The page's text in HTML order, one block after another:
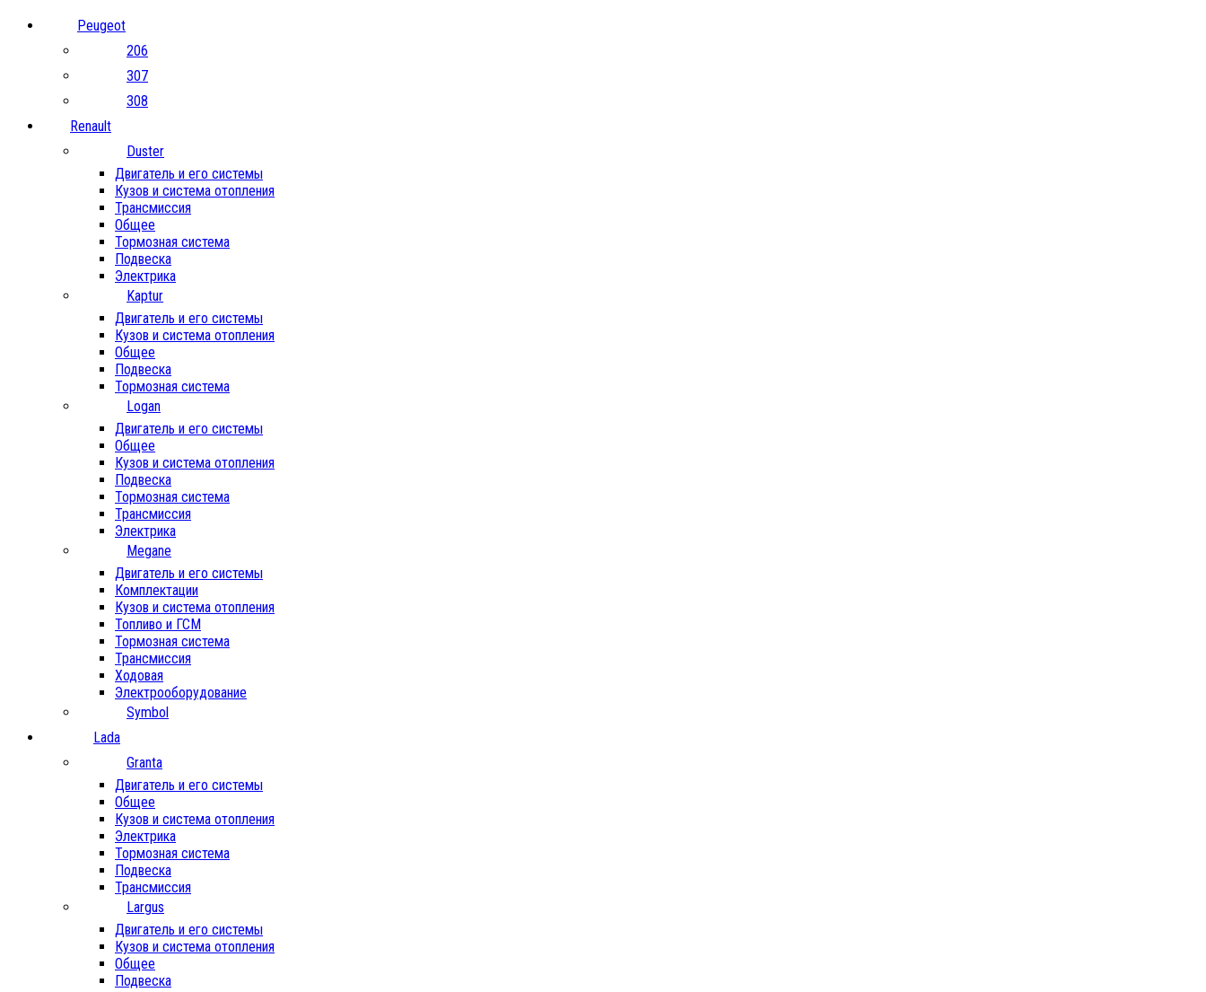
Peugeot
206
307
308
Renault
Duster
Двигатель и его системы
Кузов и система отопления
Трансмиссия
Общее
Тормозная система
Подвеска
Электрика
Kaptur
Двигатель и его системы
Кузов и система отопления
Общее
Подвеска
Тормозная система
Logan
Двигатель и его системы
Общее
Кузов и система отопления
Подвеска
Тормозная система
Трансмиссия
Электрика
Megane
Двигатель и его системы
Комплектации
Кузов и система отопления
Топливо и ГСМ
Тормозная система
Трансмиссия
Ходовая
Электрооборудование
Symbol
Lada
Granta
Двигатель и его системы
Общее
Кузов и система отопления
Электрика
Тормозная система
Подвеска
Трансмиссия
Largus
Двигатель и его системы
Кузов и система отопления
Общее
Подвеска